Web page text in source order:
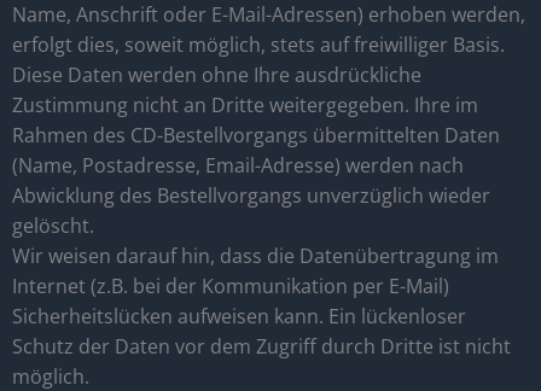
Name, Anschrift oder E-Mail-Adressen) erhoben werden,
erfolgt dies, soweit möglich, stets auf freiwilliger Basis.
Diese Daten werden ohne Ihre ausdrückliche
Zustimmung nicht an Dritte weitergegeben. Ihre im
Rahmen des CD-Bestellvorgangs übermittelten Daten
(Name, Postadresse, Email-Adresse) werden nach
Abwicklung des Bestellvorgangs unverzüglich wieder
gelöscht.
Wir weisen darauf hin, dass die Datenübertragung im
Internet (z.B. bei der Kommunikation per E-Mail)
Sicherheitslücken aufweisen kann. Ein lückenloser
Schutz der Daten vor dem Zugriff durch Dritte ist nicht
möglich.